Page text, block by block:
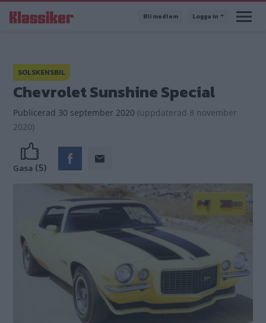
till
Bli medlem Logga in
SOLSKENSBIL
Chevrolet Sunshine Special
Publicerad 30 september 2020 (uppdaterad 8 november
2020)
Gasa (5)